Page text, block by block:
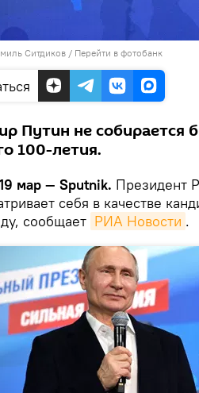
Ситдиков / Перейти в фотобанк
Путин не собирается
100-летия.
мар — Sputnik. Президент
себя в качестве
сообщает РИА Новости .